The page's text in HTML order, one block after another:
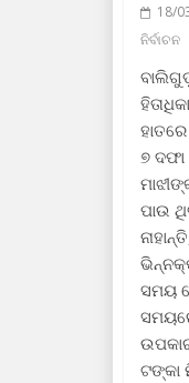
18/
ନିର୍ବାଚନ
୭
ପାଉ
ସମୟ
ଟଙ୍କା